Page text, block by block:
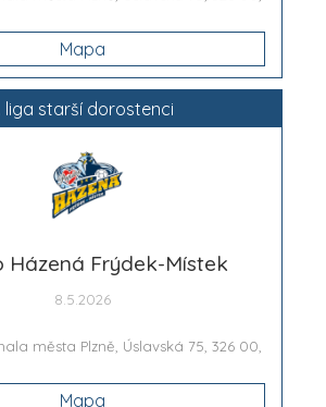
Mapa
liga starší dorostenci
Házená Frýdek-Místek
8.5.2026
města Plzně, Úslavská 75, 326 00,
Mapa